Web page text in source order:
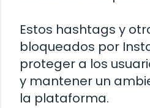
Estos hashtags y
bloqueados por
proteger a los
y mantener un
la plataforma.